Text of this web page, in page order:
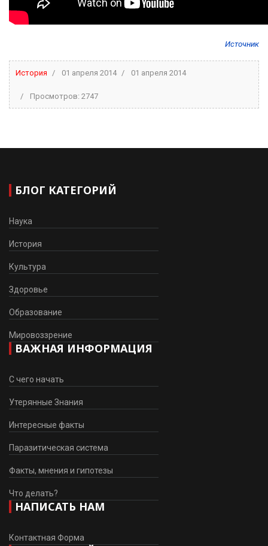
Источник
История 01 апреля 2014 01 апреля 2014
Просмотров: 2747
БЛОГ КАТЕГОРИЙ
Наука
История
Культура
Здоровье
Образование
Мировоззрение
ВАЖНАЯ ИНФОРМАЦИЯ
С чего начать
Утерянные Знания
Интересные факты
Паразитическая система
Факты, мнения и гипотезы
Что делать?
НАПИСАТЬ НАМ
Контактная Форма